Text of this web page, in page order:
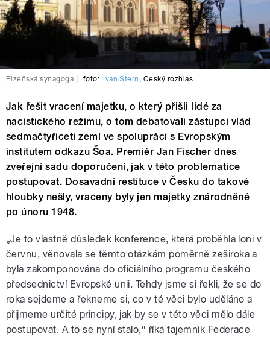
Plzeňská synagoga foto: Ivan Štern , Český rozhlas
Jak řešit vracení majetku, o který přišli lidé za
nacistického režimu, o tom debatovali zástupci vlád
sedmačtyřiceti zemí ve spolupráci s Evropským
institutem odkazu Šoa. Premiér Jan Fischer dnes
zveřejní sadu doporučení, jak v této problematice
postupovat. Dosavadní restituce v Česku do takové
hloubky nešly, vraceny byly jen majetky znárodněné
po únoru 1948.
„Je to vlastně důsledek konference, která proběhla loni v
červnu, věnovala se těmto otázkám poměrně zeširoka a
byla zakomponována do oficiálního programu českého
předsednictví Evropské unii. Tehdy jsme si řekli, že se do
roka sejdeme a řekneme si, co v té věci bylo uděláno a
přijmeme určité principy, jak by se v této věci mělo dále
postupovat. A to se nyní stalo,“ říká tajemník Federace